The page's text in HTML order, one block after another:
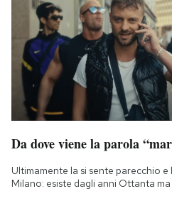
Da dove viene la parola
Ultimamente la si sente parecchio
Milano: esiste dagli anni Ottanta